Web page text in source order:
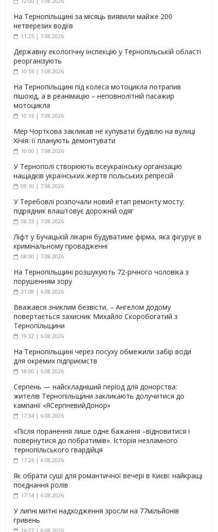
На Тернопільщині за місяць виявили майже 200
нетверезих водіїв
11:25 | 7.08.2026
Державну екологічну інспекцію у Тернопільській області
реорганізують
10:55 | 7.08.2026
На Тернопільщині під колеса мотоцикла потрапив
пішохід, а в реанімацію – неповнолітній пасажир
мотоцикла
10:16 | 7.08.2026
Мер Чорткова закликав не купувати будівлю на вулиці
Хічія: її планують демонтувати
10:00 | 7.08.2026
У Тернополі створюють всеукраїнську організацію
нащадків українських жертв польських репресій
09:10 | 7.08.2026
У Теребовлі розпочали новий етап ремонту мосту:
підрядник влаштовує дорожній одяг
08:33 | 7.08.2026
Ліфт у Бучацькій лікарні будуватиме фірма, яка фігурує в
кримінальному провадженні
08:00 | 7.08.2026
На Тернопільщині розшукують 72-річного чоловіка з
порушенням зору
21:08 | 6.08.2026
Вважався зниклим безвісти, – Ангелом додому
повертається захисник Михайло Скоробогатий з
Тернопільщини
19:32 | 6.08.2026
На Тернопільщині через посуху обмежили забір води
для окремих підприємств
18:00 | 6.08.2026
Серпень — найскладніший період для донорства:
жителів Тернопільщини закликають долучитися до
кампанії «ЯСерпневийДонор»
17:34 | 6.08.2026
«Після поранення лише одне бажання –відновитися і
повернутися до побратимів». Історія незламного
тернопільського гвардійця
17:26 | 6.08.2026
Як обрати суші для романтичної вечері в Києві: найкращі
поєднання ролів
17:14 | 6.08.2026
У липні митні надходження зросли на 77мільйонів
гривень
16:27 | 6.08.2026